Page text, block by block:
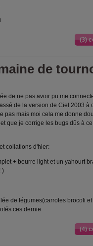
(3)
de
de ne pas avoir pu me
de la version de Ciel 2003 à
pas mais moi cela me donne
que je corrige les bugs dûs à
collations d'hier:
+ beurre light et un yahourt
)
de légumes(carrotes brocoli et
ces dernie
(4)